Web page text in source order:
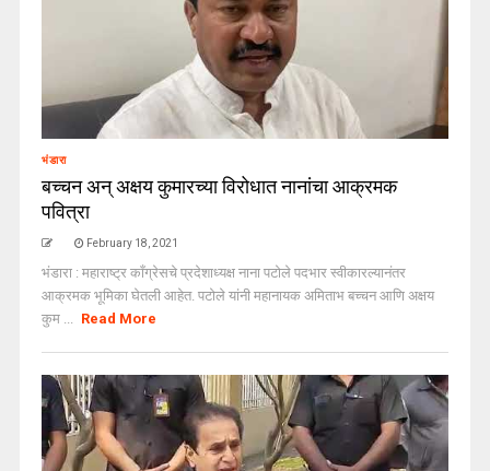
भंडारा
बच्चन अन् अक्षय कुमारच्या विरोधात नानांचा आक्रमक
पवित्रा
February 18, 2021
भंडारा : महाराष्ट्र काँग्रेसचे प्रदेशाध्यक्ष नाना पटोले पदभार स्वीकारल्यानंतर
आक्रमक भूमिका घेतली आहेत. पटोले यांनी महानायक अमिताभ बच्चन आणि अक्षय
कुम ... Read More